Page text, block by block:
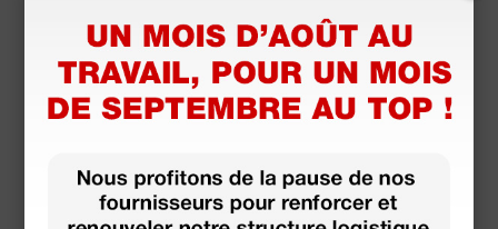
Étui classic pour stéthoscope - turquoise
11,16 €13,13 €
(Prix TTC)